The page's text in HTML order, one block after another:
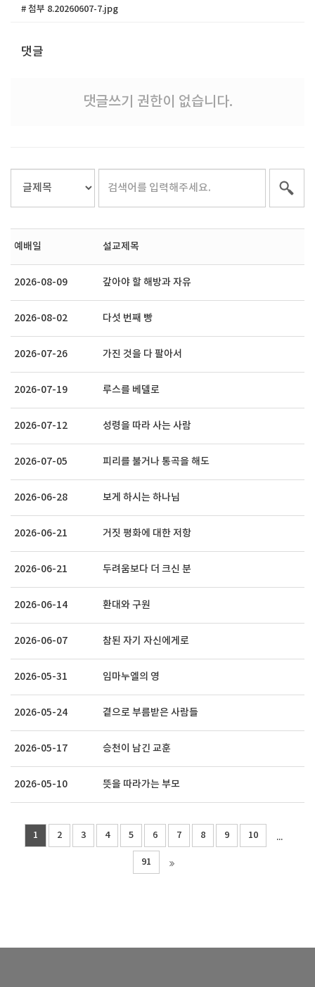
# 첨부 8.20260607-7.jpg
댓글
댓글쓰기 권한이 없습니다.
예배일 설교제목
2026-08-09 갚아야 할 해방과 자유
2026-08-02 다섯 번째 빵
2026-07-26 가진 것을 다 팔아서
2026-07-19 루스를 베델로
2026-07-12 성령을 따라 사는 사람
2026-07-05 피리를 불거나 통곡을 해도
2026-06-28 보게 하시는 하나님
2026-06-21 거짓 평화에 대한 저항
2026-06-21 두려움보다 더 크신 분
2026-06-14 환대와 구원
2026-06-07 참된 자기 자신에게로
2026-05-31 임마누엘의 영
2026-05-24 곁으로 부름받은 사람들
2026-05-17 승천이 남긴 교훈
2026-05-10 뜻을 따라가는 부모
1 2 3 4 5 6 7 8 9 10 ...
91